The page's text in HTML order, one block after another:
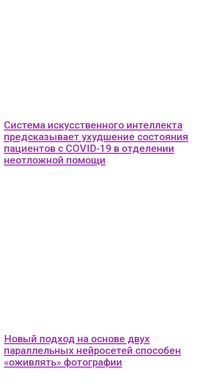
Система искусственного интеллекта
предсказывает ухудшение состояния
пациентов c COVID-19 в отделении
неотложной помощи
Новый подход на основе двух
параллельных нейросетей способен
«оживлять» фотографии